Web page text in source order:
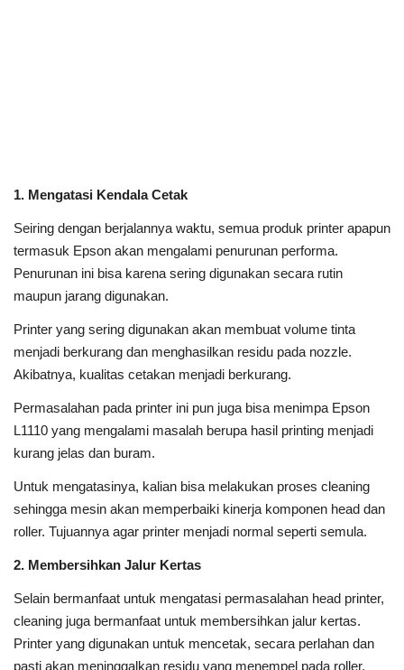
1. Mengatasi Kendala Cetak
Seiring dengan berjalannya waktu, semua produk printer apapun
termasuk Epson akan mengalami penurunan performa.
Penurunan ini bisa karena sering digunakan secara rutin
maupun jarang digunakan.
Printer yang sering digunakan akan membuat volume tinta
menjadi berkurang dan menghasilkan residu pada nozzle.
Akibatnya, kualitas cetakan menjadi berkurang.
Permasalahan pada printer ini pun juga bisa menimpa Epson
L1110 yang mengalami masalah berupa hasil printing menjadi
kurang jelas dan buram.
Untuk mengatasinya, kalian bisa melakukan proses cleaning
sehingga mesin akan memperbaiki kinerja komponen head dan
roller. Tujuannya agar printer menjadi normal seperti semula.
2. Membersihkan Jalur Kertas
Selain bermanfaat untuk mengatasi permasalahan head printer,
cleaning juga bermanfaat untuk membersihkan jalur kertas.
Printer yang digunakan untuk mencetak, secara perlahan dan
pasti akan meninggalkan residu yang menempel pada roller.